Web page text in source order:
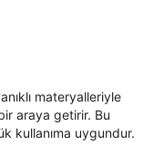
6
4
materyalleriyle
araya getirir. Bu
kullanıma uygundur.
göster